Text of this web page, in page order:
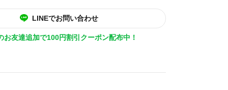
LINEでお問い合わせ
お友達追加で100円割引クーポン配布中！